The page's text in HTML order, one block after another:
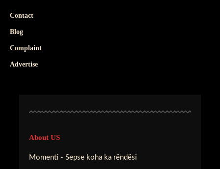
Contact
Blog
Complaint
Advertise
About US
Momenti - Sepse koha ka rëndësi